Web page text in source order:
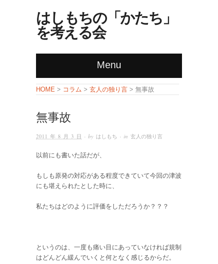
はしもちの「かたち」
を考える会
Menu
HOME > コラム > 玄人の独り言 > 無事故
無事故
2011 年 8 月 3 日 · by はしもち · in 玄人の独り言
以前にも書いた話だが、
もしも原発の対応がある程度できていて今回の津波
にも堪えられたとした時に、
私たちはどのように評価をしただろうか？？？
というのは、一度も痛い目にあっていなければ規制
はどんどん緩んでいくと何となく感じるからだ。